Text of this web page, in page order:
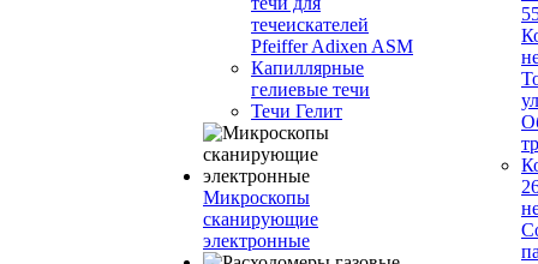
течеискателей
Pfeiffer Adixen ASM
Капиллярные
гелиевые течи
Течи Гелит
Микроскопы
сканирующие
электронные